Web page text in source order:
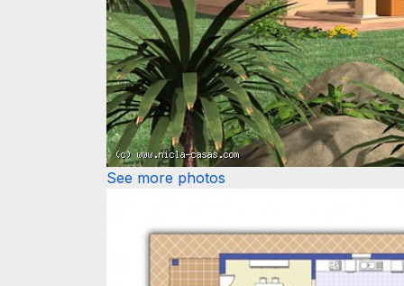
See more photos